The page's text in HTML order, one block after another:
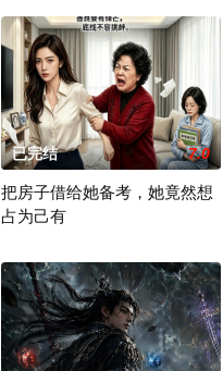
已完结 7.0
把房子借给她备考，她竟然想
占为己有